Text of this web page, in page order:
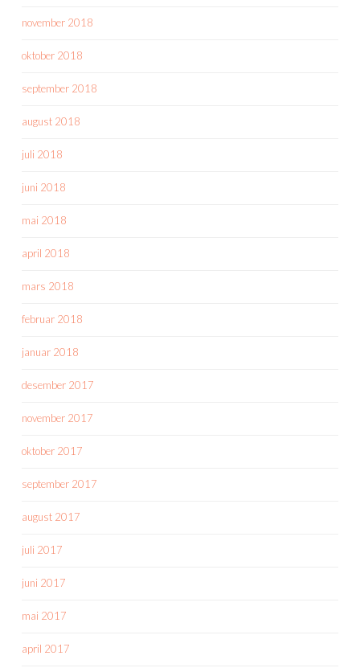
november 2018
oktober 2018
september 2018
august 2018
juli 2018
juni 2018
mai 2018
april 2018
mars 2018
februar 2018
januar 2018
desember 2017
november 2017
oktober 2017
september 2017
august 2017
juli 2017
juni 2017
mai 2017
april 2017